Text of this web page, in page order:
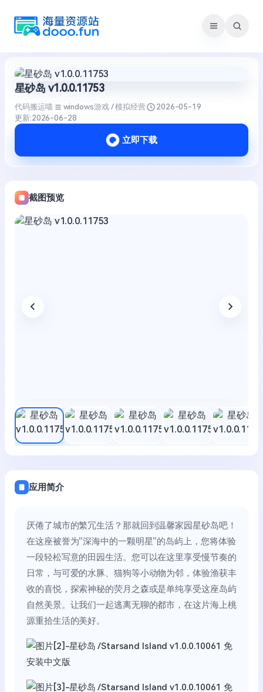
星砂岛 v1.0.0.11753
代码搬运喵 windows游戏 / 模拟经营
2026-05-19
更新:2026-06-28
立即下载
截图预览
应用简介
厌倦了城市的繁冗生活？那就回到温馨家园星砂岛吧！
在这座被誉为”深海中的一颗明星”的岛屿上，您将体验
一段轻松写意的田园生活。您可以在这里享受慢节奏的
日常，与可爱的水豚、猫狗等小动物为邻，体验渔获丰
收的喜悦，探索神秘的荧月之森或是单纯享受这座岛屿
自然美景。让我们一起逃离无聊的都市，在这片海上桃
源重拾生活的美好。